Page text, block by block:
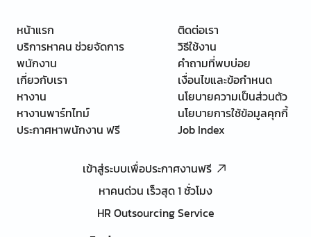
หน้าแรก
บริการหาคน ช่วยจัดการ
พนักงาน
เกี่ยวกับเรา
หางาน
หางานพาร์ทไทม์
ประกาศหาพนักงาน ฟรี
ติดต่อเรา
วิธีใช้งาน
คำถามที่พบบ่อย
เงื่อนไขและข้อกำหนด
นโยบายความเป็นส่วนตัว
นโยบายการใช้ข้อมูลคุกกี้
Job Index
เข้าสู่ระบบเพื่อประกาศงานฟรี
หาคนด่วน เร็วสุด 1 ชั่วโมง
HR Outsourcing Service